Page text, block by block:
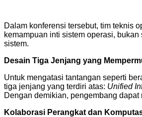
Dalam konferensi tersebut, tim teknis
kemampuan inti sistem operasi,
sistem.
Desain Tiga Jenjang yang
Untuk mengatasi tantangan seperti
tiga jenjang yang terdiri atas: Unified
Dengan demikian, pengembang
Kolaborasi Perangkat dan